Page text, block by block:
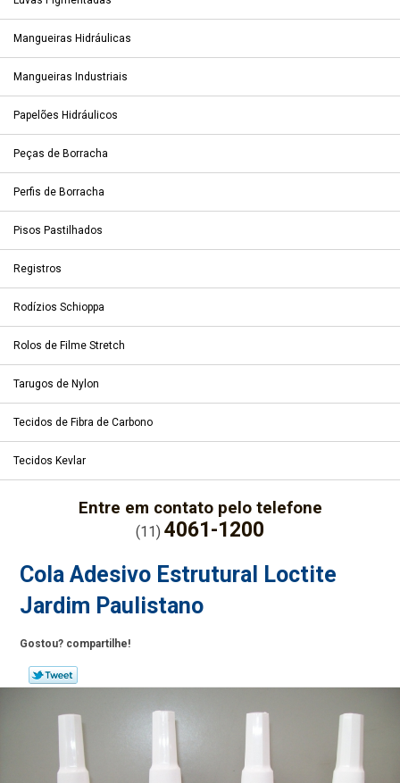
Mangueiras Hidráulicas
Mangueiras Industriais
Papelões Hidráulicos
Peças de Borracha
Perfis de Borracha
Pisos Pastilhados
Registros
Rodízios Schioppa
Rolos de Filme Stretch
Tarugos de Nylon
Tecidos de Fibra de Carbono
Tecidos Kevlar
Entre em contato pelo telefone
(11) 4061-1200
Cola Adesivo Estrutural Loctite
Jardim Paulistano
Gostou? compartilhe!